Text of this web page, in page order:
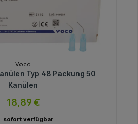
Voco
Typ 48 Packung 50
Kanülen
18,89 €
sofort verfügbar